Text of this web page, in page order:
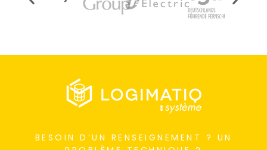
BESOIN D’UN RENSEIGNEMENT ? UN
Nécessaire
Ces cookies ne
facultatifs. Ils